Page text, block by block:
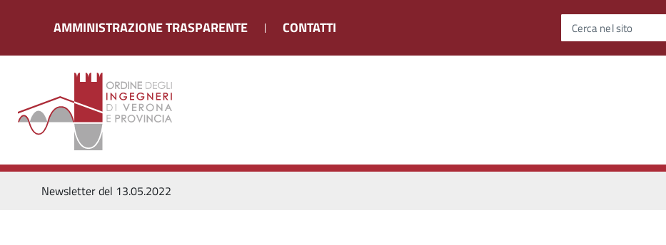
AMMINISTRAZIONE TRASPARENTE CONTATTI Cerca nel sito
Newsletter del 13.05.2022